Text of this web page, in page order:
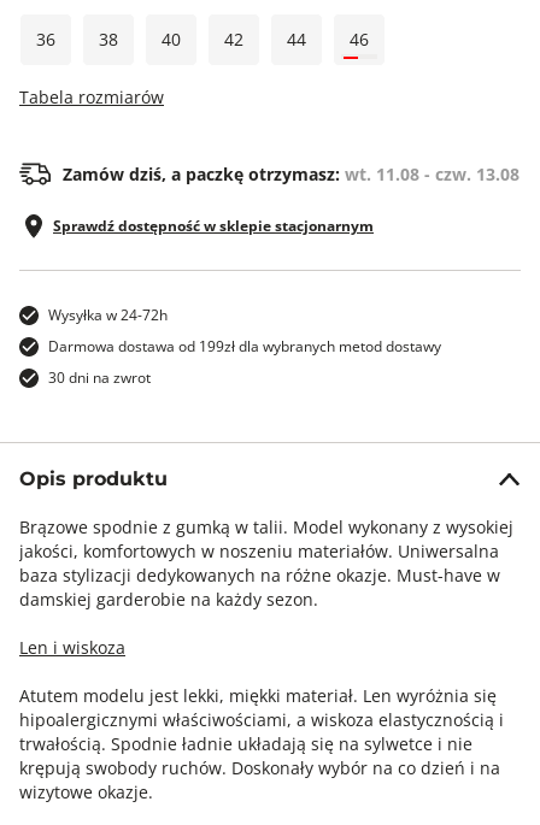
36 38 40 42 44 46
Tabela rozmiarów
Zamów dziś, a paczkę otrzymasz: wt. 11.08 - czw. 13.08
Sprawdź dostępność w sklepie stacjonarnym
Wysyłka w 24-72h
Darmowa dostawa od 199zł dla wybranych metod dostawy
30 dni na zwrot
Opis produktu
Brązowe spodnie z gumką w talii. Model wykonany z wysokiej
jakości, komfortowych w noszeniu materiałów. Uniwersalna
baza stylizacji dedykowanych na różne okazje. Must-have w
damskiej garderobie na każdy sezon.
Len i wiskoza
Atutem modelu jest lekki, miękki materiał. Len wyróżnia się
hipoalergicznymi właściwościami, a wiskoza elastycznością i
trwałością. Spodnie ładnie układają się na sylwetce i nie
krępują swobody ruchów. Doskonały wybór na co dzień i na
wizytowe okazje.